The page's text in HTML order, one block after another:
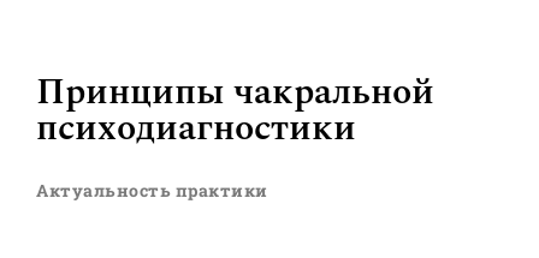
Принципы чакральной
психодиагностики
Актуальность практики